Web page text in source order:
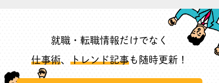
就職・転職情報だけでなく
仕事術、 トレンド記事も随時更新！